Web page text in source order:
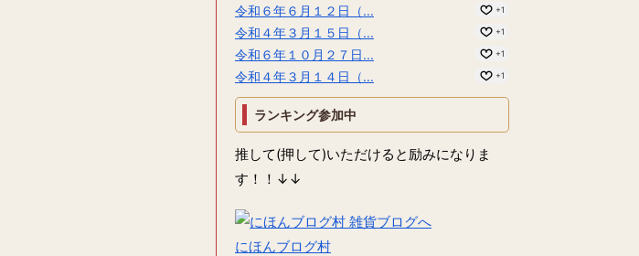
令和６年６月１２日（... +1
令和４年３月１５日（... +1
令和６年１０月２７日... +1
令和４年３月１４日（... +1
ランキング参加中
推して(押して)いただけると励みになりま
す！！↓↓
にほんブログ村